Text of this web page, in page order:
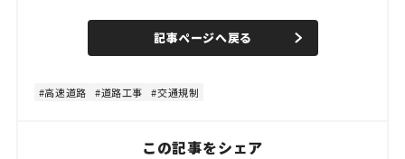
n
e
d
%
記事ページへ戻る
高速道路 道路工事 交通規制
この記事をシェア